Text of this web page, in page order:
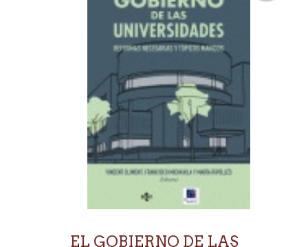
EL GOBIERNO DE LAS